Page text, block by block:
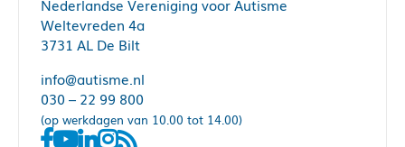
Nederlandse Vereniging voor Autisme
Weltevreden 4a
3731 AL De Bilt
info@autisme.nl
030 – 22 99 800
(op werkdagen van 10.00 tot 14.00)